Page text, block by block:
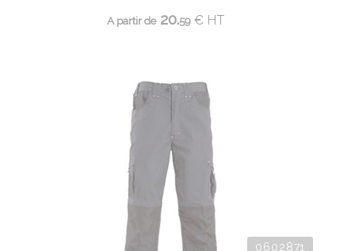
A partir de20.59 €HT
0602871